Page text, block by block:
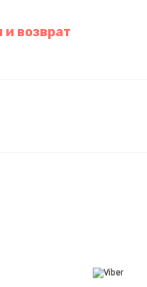
и возврат